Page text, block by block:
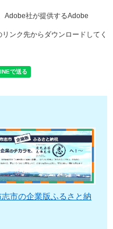
Adobe社が提供するAdobe
ンク先からダウンロードしてく
市の企業版ふるさと納